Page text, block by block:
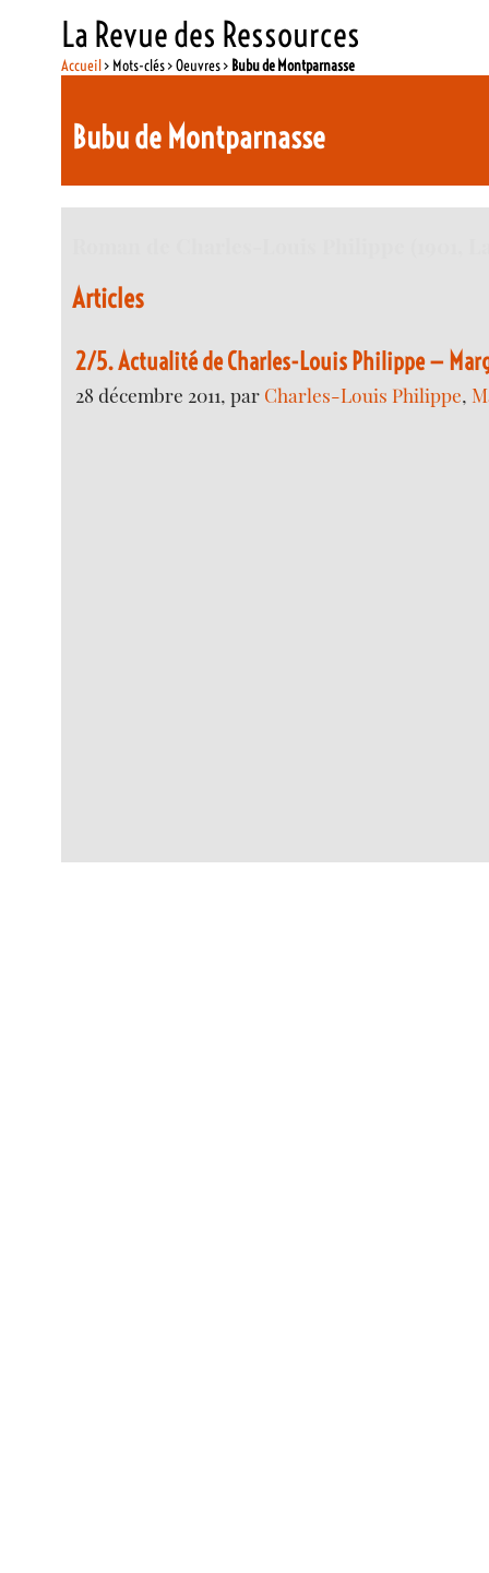
La Revue des Ressources
Accueil> Mots-clés > Oeuvres > Bubu de Montparnasse
Bubu de Montparnasse
Articles
2/5. Actualité de Charles-Louis Philippe —
28 décembre 2011, par Charles-Louis Philippe,